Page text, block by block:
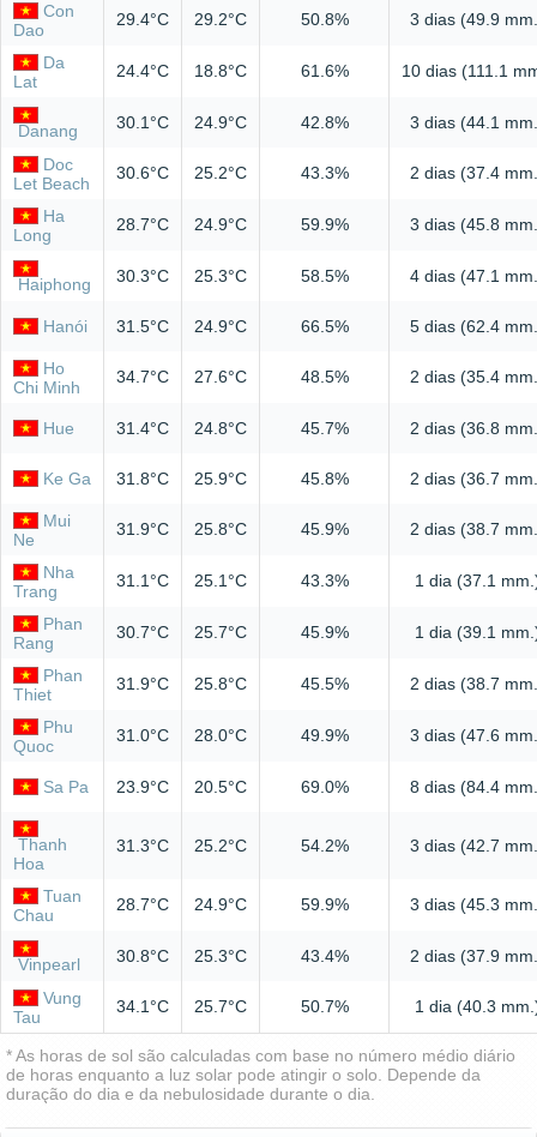
Con
Dao
29.4°C 29.2°C 50.8% 3 dias (49.9
Da
Lat
24.4°C 18.8°C 61.6% 10 dias (111.1
Danang 30.1°C 24.9°C 42.8% 3 dias (44.1
Doc
Let Beach
30.6°C 25.2°C 43.3% 2 dias (37.4
Ha
Long
28.7°C 24.9°C 59.9% 3 dias (45.8
Haiphong 30.3°C 25.3°C 58.5% 4 dias (47.1
Hanói 31.5°C 24.9°C 66.5% 5 dias (62.4
Ho
Chi Minh
34.7°C 27.6°C 48.5% 2 dias (35.4
Hue 31.4°C 24.8°C 45.7% 2 dias (36.8
Ke Ga 31.8°C 25.9°C 45.8% 2 dias (36.7
Mui
Ne
31.9°C 25.8°C 45.9% 2 dias (38.7
Nha
Trang
31.1°C 25.1°C 43.3% 1 dia (37.1
Phan
Rang
30.7°C 25.7°C 45.9% 1 dia (39.1
Phan
Thiet
31.9°C 25.8°C 45.5% 2 dias (38.7
Phu
Quoc
31.0°C 28.0°C 49.9% 3 dias (47.6
Sa Pa 23.9°C 20.5°C 69.0% 8 dias (84.4
Thanh
Hoa
31.3°C 25.2°C 54.2% 3 dias (42.7
Tuan
Chau
28.7°C 24.9°C 59.9% 3 dias (45.3
Vinpearl 30.8°C 25.3°C 43.4% 2 dias (37.9
Vung
Tau
34.1°C 25.7°C 50.7% 1 dia (40.3
* As horas de sol são calculadas com base no número médio diário
de horas enquanto a luz solar pode atingir o solo. Depende da
duração do dia e da nebulosidade durante o dia.